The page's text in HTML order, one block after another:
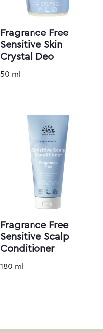
Fragrance Free
Sensitive Skin
Crystal Deo
50 ml
Fragrance Free
Sensitive Scalp
Conditioner
180 ml